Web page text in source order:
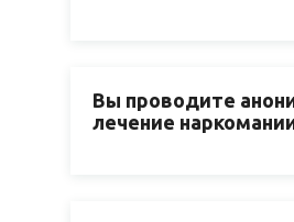
Вы проводите
лечение